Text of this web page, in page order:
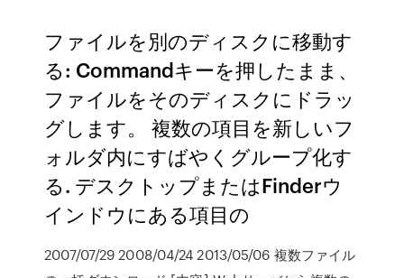
ファイルを別のディスクに移動す
る: Commandキーを押したまま、
ファイルをそのディスクにドラッ
グします。 複数の項目を新しいフ
ォルダ内にすばやくグループ化す
る. デスクトップまたはFinderウ
インドウにある項目の
2007/07/29 2008/04/24 2013/05/06 複数ファイル